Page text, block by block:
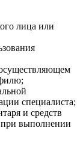
лица или
специалиста;
и средств
выполнении